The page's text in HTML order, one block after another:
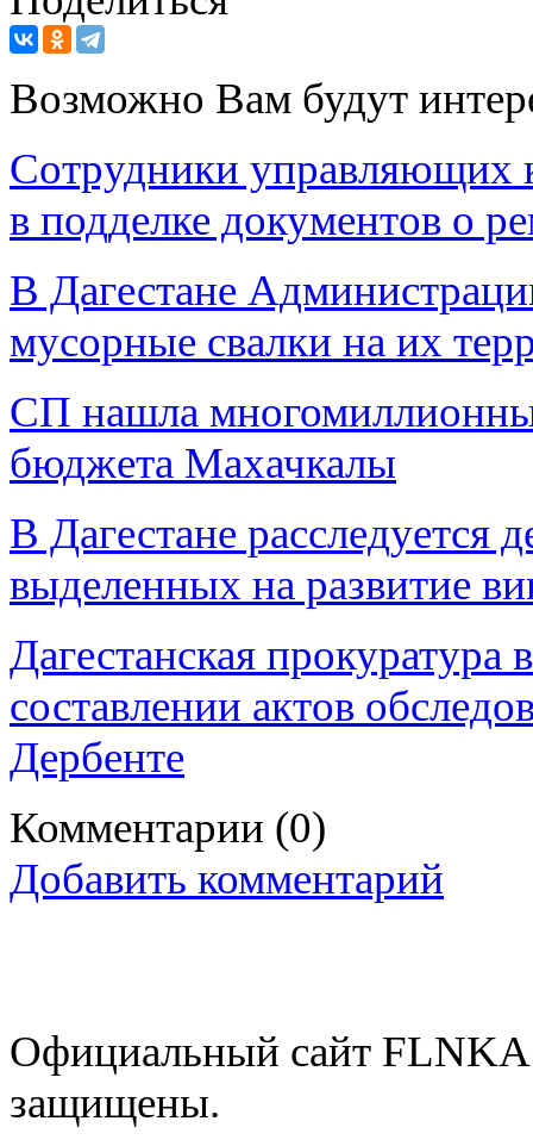
Возможно Вам будут
Сотрудники управляющих
в подделке документов о
В Дагестане
мусорные свалки на их
СП нашла
бюджета Махачкалы
В Дагестане
выделенных на развитие
Дагестанская
составлении актов
Дербенте
Комментарии (0)
Добавить комментарий
Официальный сайт
защищены.